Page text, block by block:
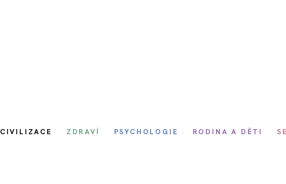
CIVILIZACE ZDRAVÍ PSYCHOLOGIE RODINA A DĚTI